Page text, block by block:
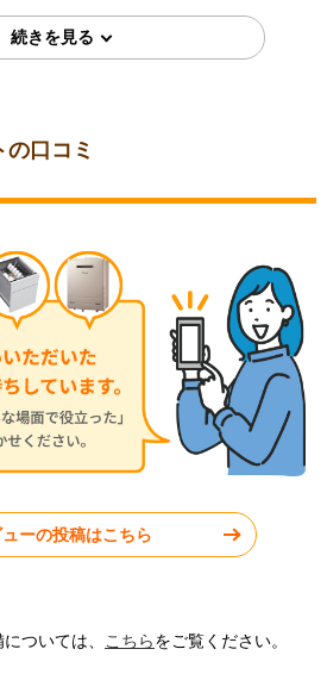
ト
三菱 エコキュート SRT-
S374UZ-IR-FC
京都府京都市
実績をもっと見る
の口コミ
ューの投稿はこちら
ついては、 こちらをご覧ください。